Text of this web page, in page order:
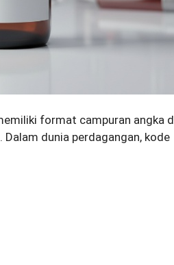
format campuran angka
dunia perdagangan, kode